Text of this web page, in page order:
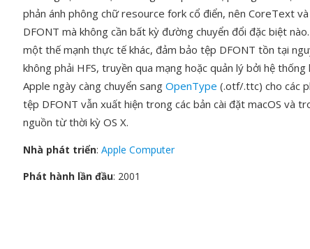
phản ánh phông chữ resource fork cổ điển, nên CoreText
DFONT mà không cần bất kỳ đường chuyển đổi đặc biệt
một thế mạnh thực tế khác, đảm bảo tệp DFONT tồn tại
không phải HFS, truyền qua mạng hoặc quản lý bởi hệ
Apple ngày càng chuyển sang OpenType (.otf/.ttc) cho các
tệp DFONT vẫn xuất hiện trong các bản cài đặt macOS và
nguồn từ thời kỳ OS X.
Nhà phát triển: Apple Computer
Phát hành lần đầu: 2001